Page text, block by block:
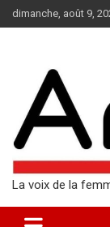
Aller
au
dimanche, août 9,
La voix de la